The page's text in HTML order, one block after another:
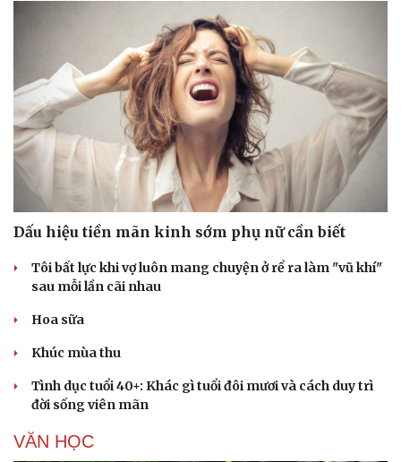
Cải chính
Dấu hiệu tiền mãn kinh sớm phụ nữ cần biết
Tôi bất lực khi vợ luôn mang chuyện ở rể ra làm "vũ khí"
sau mỗi lần cãi nhau
Hoa sữa
Khúc mùa thu
Tình dục tuổi 40+: Khác gì tuổi đôi mươi và cách duy trì
đời sống viên mãn
VĂN HỌC